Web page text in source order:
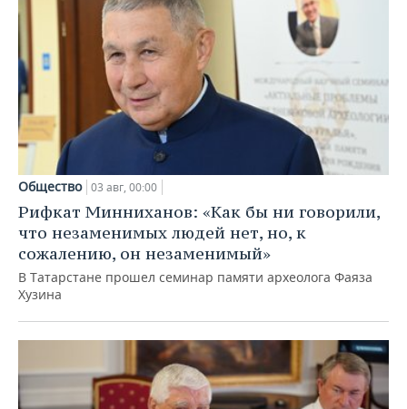
Общество 03 авг, 00:00
Рифкат Минниханов: «Как бы ни говорили,
что незаменимых людей нет, но, к
сожалению, он незаменимый»
В Татарстане прошел семинар памяти археолога Фаяза
Хузина